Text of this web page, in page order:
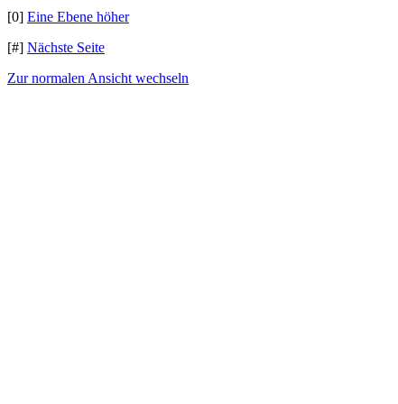
[0] Eine Ebene höher
[#] Nächste Seite
Zur normalen Ansicht wechseln